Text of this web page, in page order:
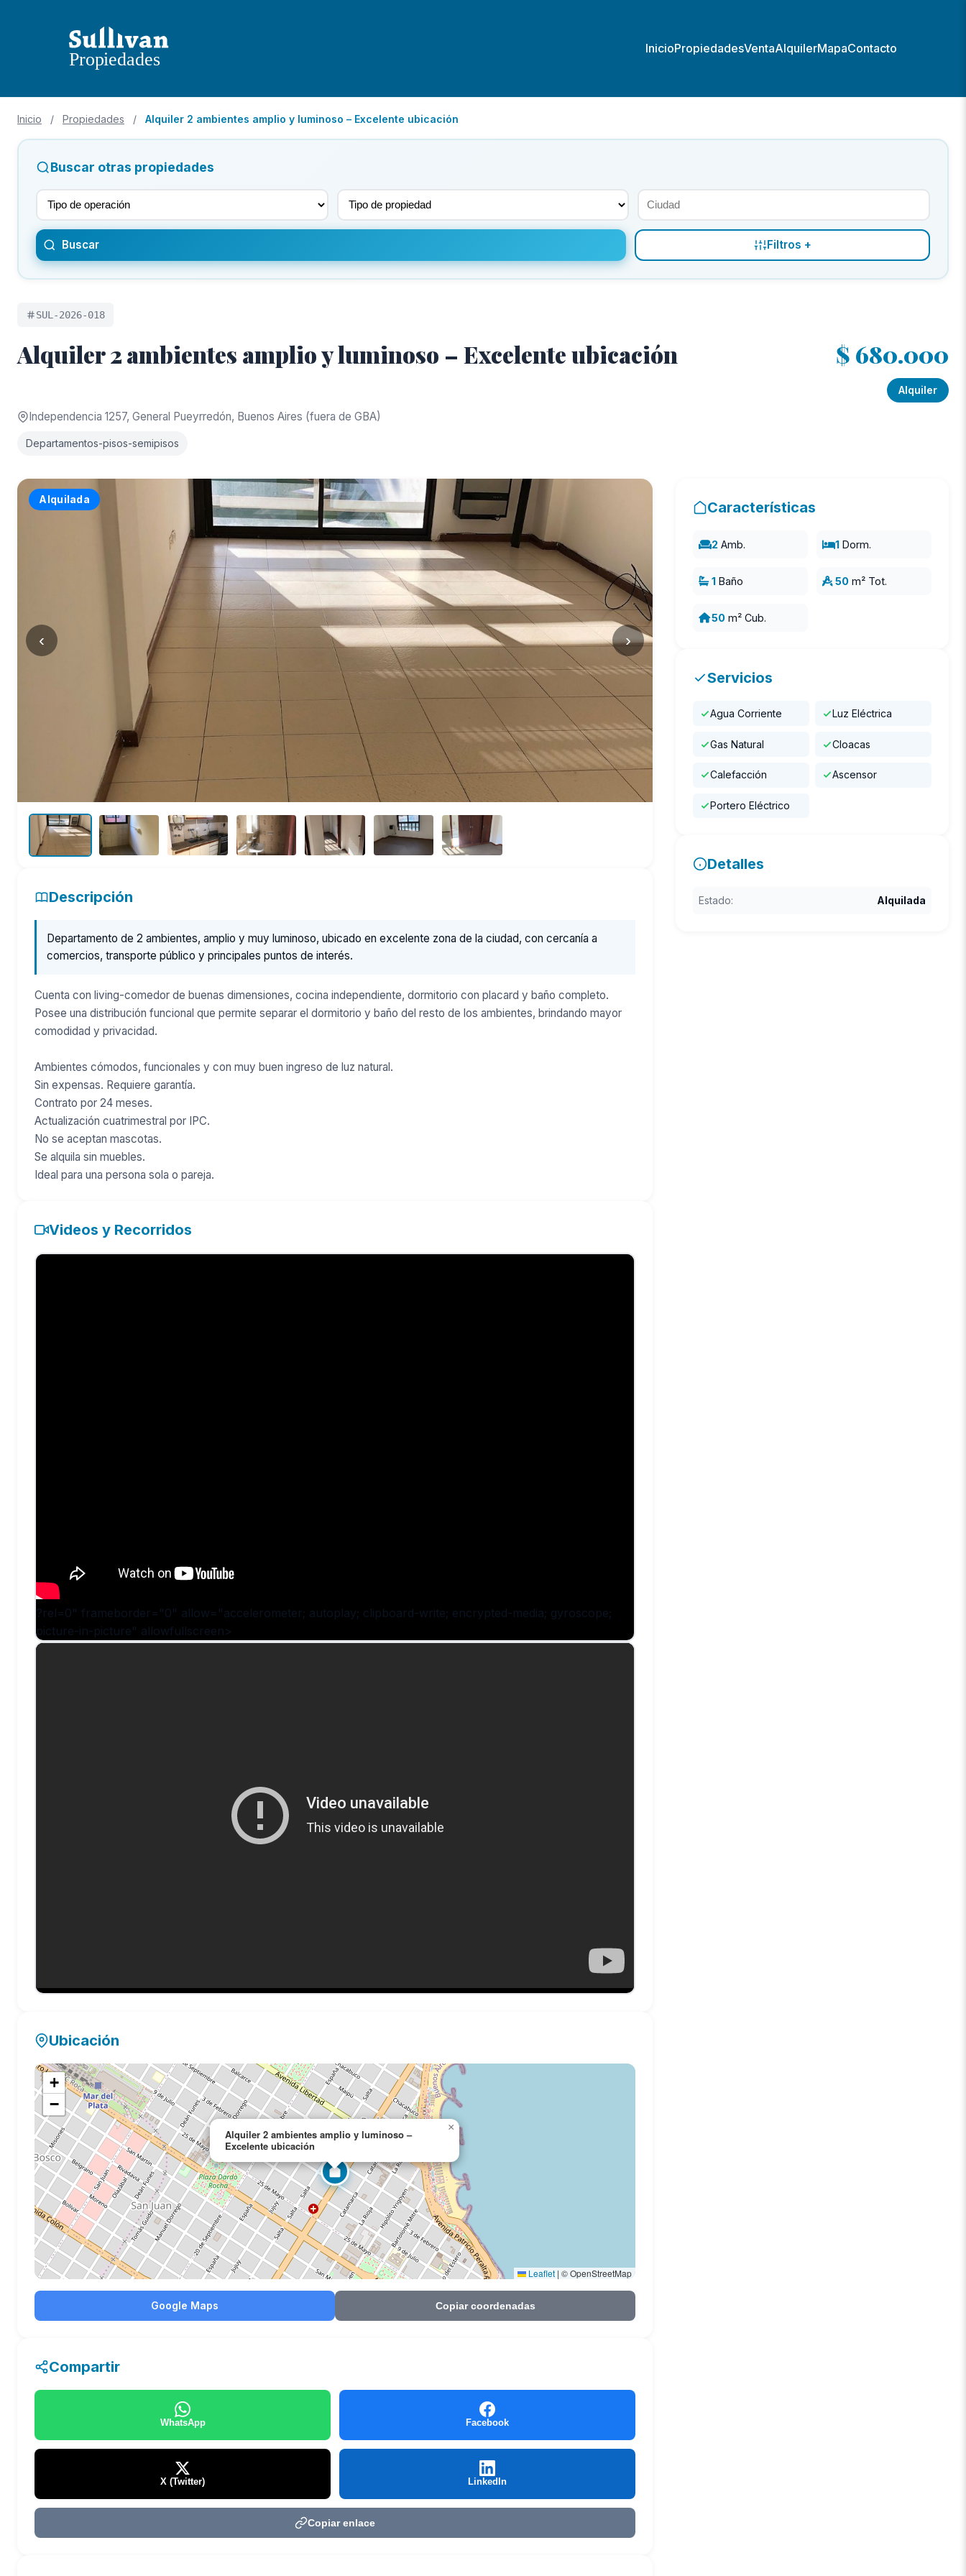
InicioPropiedadesVentaAlquilerMapaContacto
Inicio / Propiedades / Alquiler 2 ambientes amplio y luminoso – Excelente ubicación
Buscar otras propiedades
Buscar Filtros +
SUL-2026-018
Alquiler 2 ambientes amplio y luminoso – Excelente ubicación $ 680.000
Alquiler
Independencia 1257, General Pueyrredón, Buenos Aires (fuera de GBA)
Departamentos-pisos-semipisos
Alquilada
‹ ›
Descripción
Departamento de 2 ambientes, amplio y muy luminoso, ubicado en excelente zona de la ciudad, con cercanía a
comercios, transporte público y principales puntos de interés.
Cuenta con living-comedor de buenas dimensiones, cocina independiente, dormitorio con placard y baño completo.
Posee una distribución funcional que permite separar el dormitorio y baño del resto de los ambientes, brindando mayor
comodidad y privacidad.
Ambientes cómodos, funcionales y con muy buen ingreso de luz natural.
Sin expensas. Requiere garantía.
Contrato por 24 meses.
Actualización cuatrimestral por IPC.
No se aceptan mascotas.
Se alquila sin muebles.
Ideal para una persona sola o pareja.
Videos y Recorridos
?rel=0" frameborder="0" allow="accelerometer; autoplay; clipboard-write; encrypted-media; gyroscope;
picture-in-picture" allowfullscreen>
Ubicación
Alquiler 2 ambientes amplio y luminoso –
Excelente ubicación
×
+
−
Leaflet | © OpenStreetMap
Google Maps Copiar coordenadas
Compartir
WhatsApp Facebook
X (Twitter) LinkedIn
Copiar enlace
Características
2 Amb. 1 Dorm.
1 Baño 50 m² Tot.
50 m² Cub.
Servicios
Agua Corriente Luz Eléctrica
Gas Natural Cloacas
Calefacción Ascensor
Portero Eléctrico
Detalles
Estado: Alquilada